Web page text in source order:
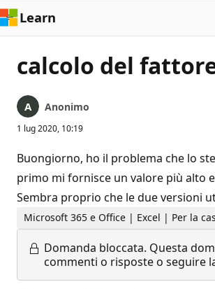
Learn
calcolo del
Anonimo
1 lug 2020, 10:19
Buongiorno, ho il problema che lo
primo mi fornisce un valore più alto
Sembra proprio che le due versioni
Microsoft 365 e Office | Excel | Per la
Domanda bloccata. Questa
commenti o risposte o seguire